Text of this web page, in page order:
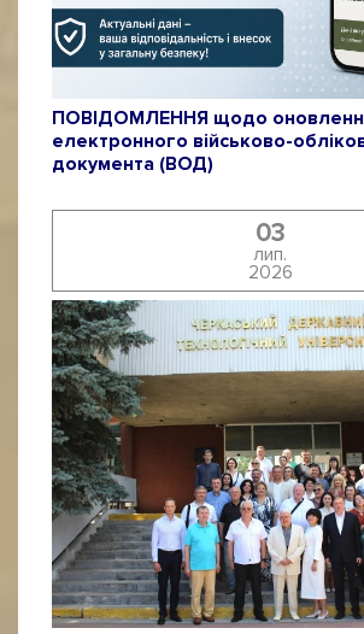
ПОВІДОМЛЕННЯ щодо
електронного військово-
документа (ВОД)
03
лип.
2026